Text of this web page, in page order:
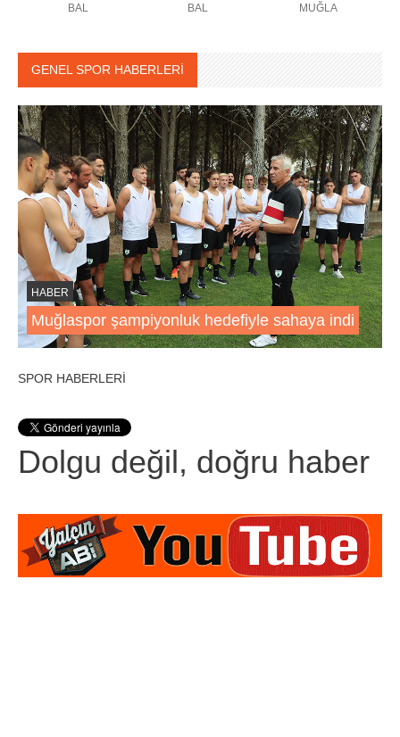
BAL BAL MUĞLA
GENEL SPOR HABERLERİ
HABER
Muğlaspor şampiyonluk hedefiyle sahaya indi
SPOR HABERLERİ
Dolgu değil, doğru haber